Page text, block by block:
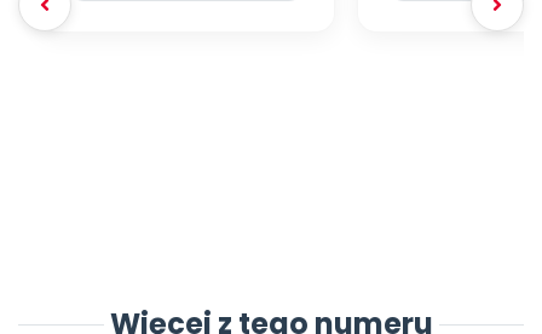
Więcej z tego numeru